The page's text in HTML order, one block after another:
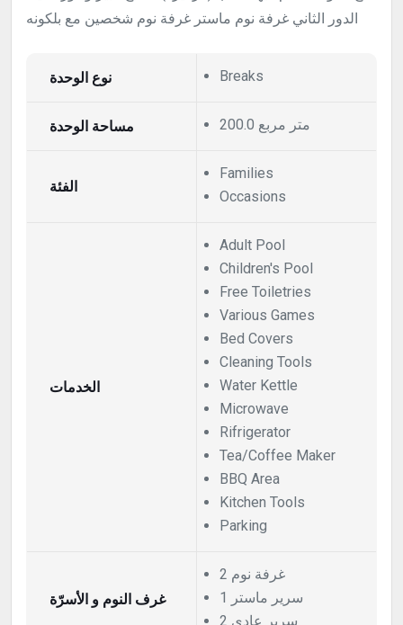
الدور الثاني غرفة نوم ماستر غرفة نوم شخصين مع بلكونه
نوع الوحدة Breaks
مساحة الوحدة 200.0 متر مربع
الفئة
Families
Occasions
الخدمات
Adult Pool
Children's Pool
Free Toiletries
Various Games
Bed Covers
Cleaning Tools
Water Kettle
Microwave
Rifrigerator
Tea/Coffee Maker
BBQ Area
Kitchen Tools
Parking
غرف النوم و الأسرّة
2 غرفة نوم
1 سرير ماستر
2 سرير عادي